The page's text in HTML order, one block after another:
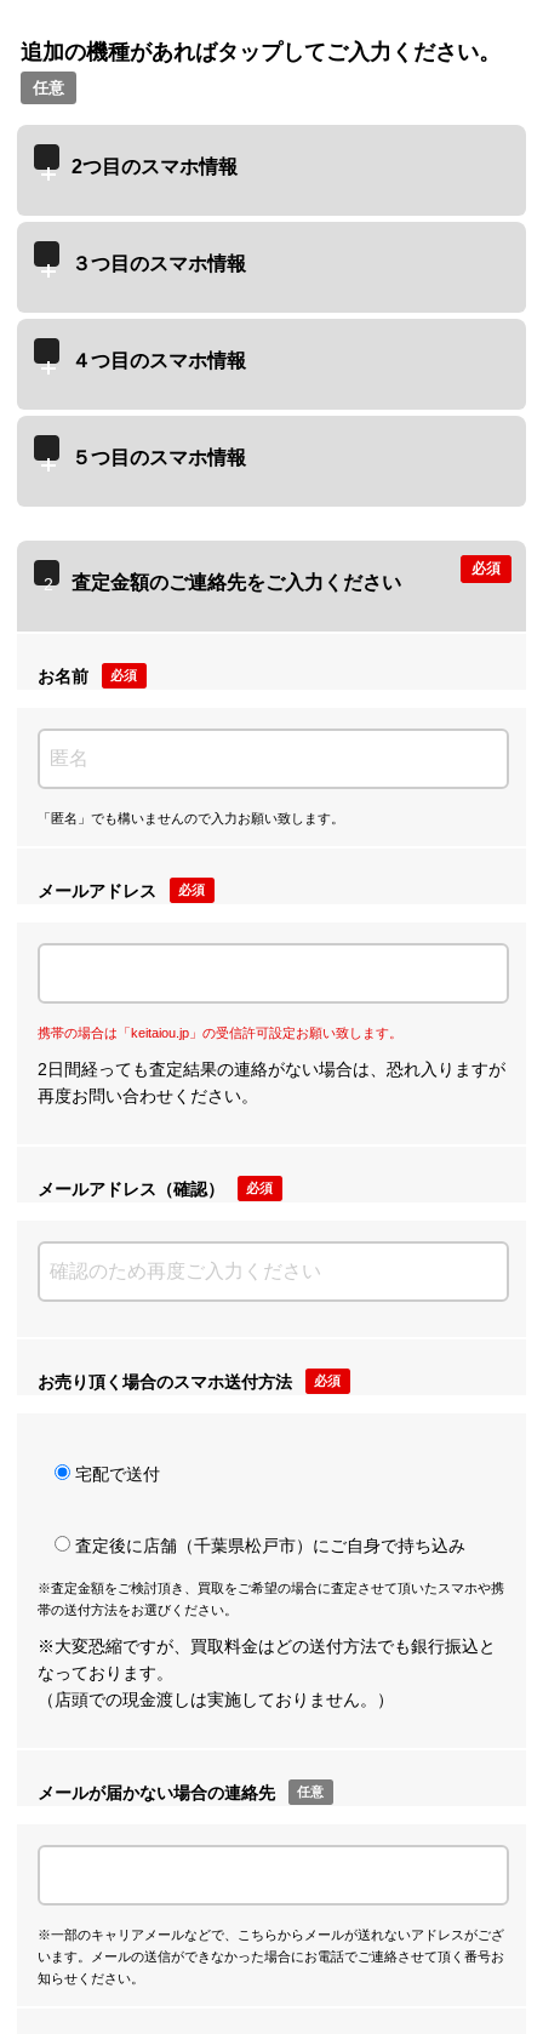
追加の機種があればタップしてご入力ください。
任意
2つ目のスマホ情報
３つ目のスマホ情報
４つ目のスマホ情報
５つ目のスマホ情報
2 査定金額のご連絡先をご入力ください
必須
お名前 必須
「匿名」でも構いませんので入力お願い致します。
メールアドレス 必須
携帯の場合は「keitaiou.jp」の受信許可設定お願い致します。
2日間経っても査定結果の連絡がない場合は、恐れ入りますが
再度お問い合わせください。
メールアドレス（確認） 必須
お売り頂く場合のスマホ送付方法 必須
宅配で送付
査定後に店舗（千葉県松戸市）にご自身で持ち込み
※査定金額をご検討頂き、買取をご希望の場合に査定させて頂いたスマホや携
帯の送付方法をお選びください。
※大変恐縮ですが、買取料金はどの送付方法でも銀行振込と
なっております。
（店頭での現金渡しは実施しておりません。）
メールが届かない場合の連絡先 任意
※一部のキャリアメールなどで、こちらからメールが送れないアドレスがござ
います。メールの送信ができなかった場合にお電話でご連絡させて頂く番号お
知らせください。